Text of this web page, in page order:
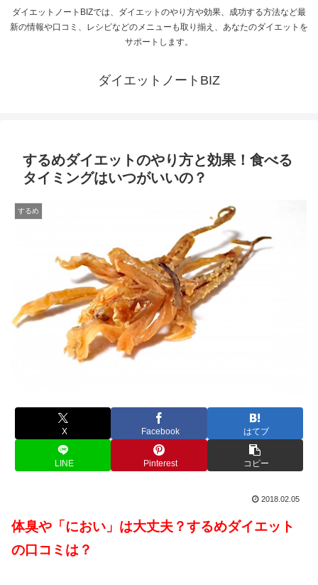
ダイエットノートBIZでは、ダイエットのやり方や効果、成功する方法など最
新の情報や口コミ、レシピなどのメニューも取り揃え、あなたのダイエットを
サポートします。
ダイエットノートBIZ
するめダイエットのやり方と効果！食べる
タイミングはいつがいいの？
するめ
X Facebook はてブ
LINE Pinterest コピー
2018.02.05
体臭や「におい」は大丈夫？するめダイエット
の口コミは？